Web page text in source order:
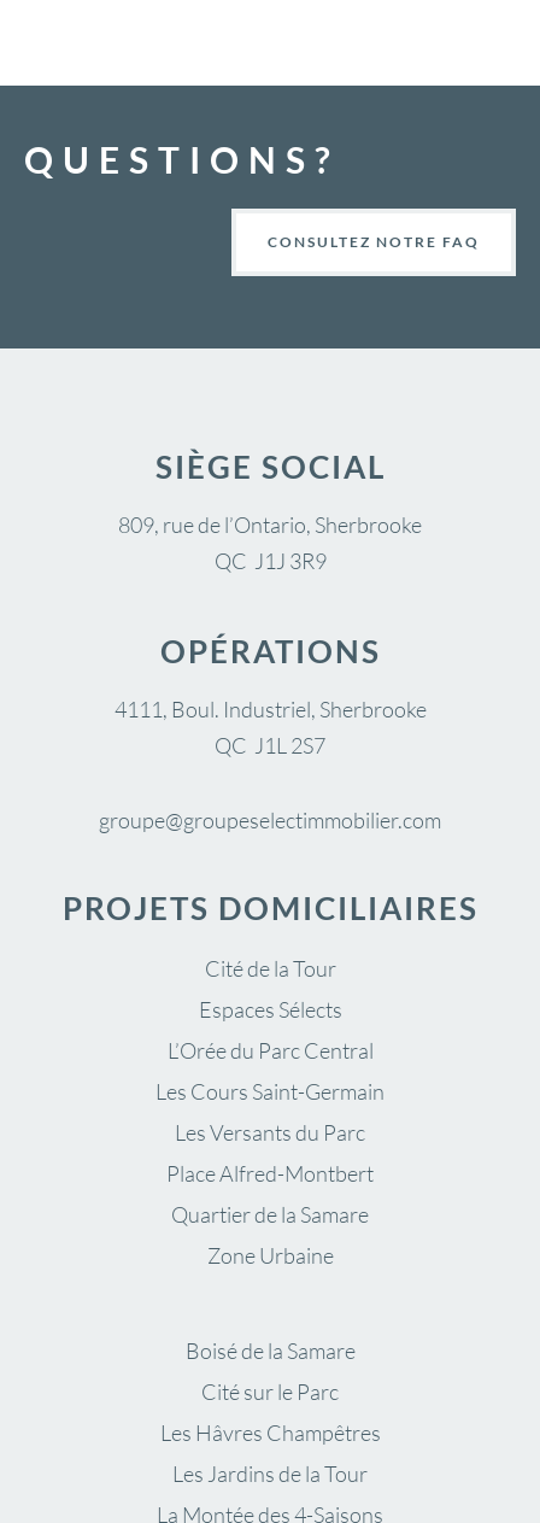
QUESTIONS?
CONSULTEZ NOTRE FAQ
SIÈGE SOCIAL
809, rue de l’Ontario, Sherbrooke
QC J1J 3R9
OPÉRATIONS
4111, Boul. Industriel, Sherbrooke
QC J1L 2S7
groupe@groupeselectimmobilier.com
PROJETS DOMICILIAIRES
Cité de la Tour
Espaces Sélects
L’Orée du Parc Central
Les Cours Saint-Germain
Les Versants du Parc
Place Alfred-Montbert
Quartier de la Samare
Zone Urbaine
Boisé de la Samare
Cité sur le Parc
Les Hâvres Champêtres
Les Jardins de la Tour
La Montée des 4-Saisons